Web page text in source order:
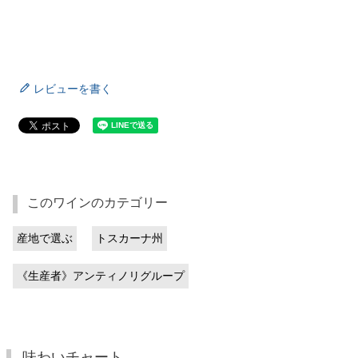
レビューを書く
このワインのカテゴリー
産地で選ぶ トスカーナ州
《生産者》アンティノリグループ